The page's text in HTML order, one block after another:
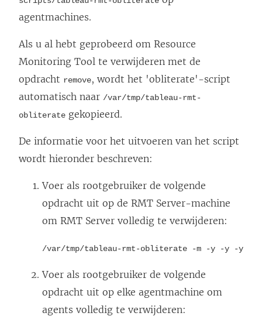
agentmachines.
Als u al hebt geprobeerd om Resource
Monitoring Tool te verwijderen met de
opdracht remove, wordt het 'obliterate'-script
automatisch naar /var/tmp/tableau-rmt-
obliterate gekopieerd.
De informatie voor het uitvoeren van het script
wordt hieronder beschreven:
Voer als rootgebruiker de volgende
opdracht uit op de RMT Server-machine
om RMT Server volledig te verwijderen:
/var/tmp/tableau-rmt-obliterate -m -y -y -y
Voer als rootgebruiker de volgende
opdracht uit op elke agentmachine om
agents volledig te verwijderen: